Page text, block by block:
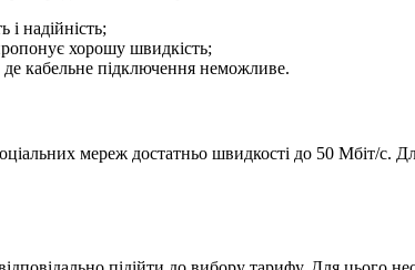
надійність;
хорошу швидкість;
де кабельне підключення неможливе.
мереж достатньо швидкості до 50 Мбіт/с.